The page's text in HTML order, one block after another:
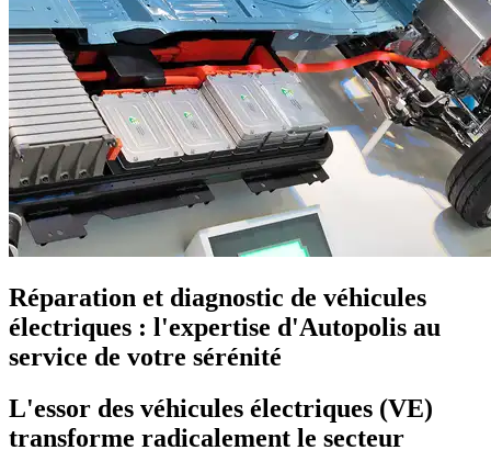
Réparation et diagnostic de véhicules
électriques : l'expertise d'Autopolis au
service de votre sérénité
L'essor des véhicules électriques (VE)
transforme radicalement le secteur